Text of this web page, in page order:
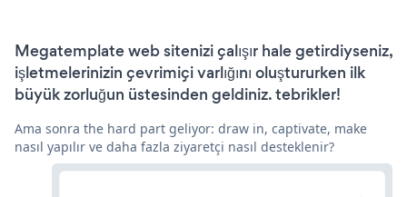
Megatemplate web sitenizi çalışır hale getirdiyseniz,
işletmelerinizin çevrimiçi varlığını oluştururken ilk
büyük zorluğun üstesinden geldiniz. tebrikler!
Ama sonra the hard part geliyor: draw in, captivate, make
nasıl yapılır ve daha fazla ziyaretçi nasıl desteklenir?